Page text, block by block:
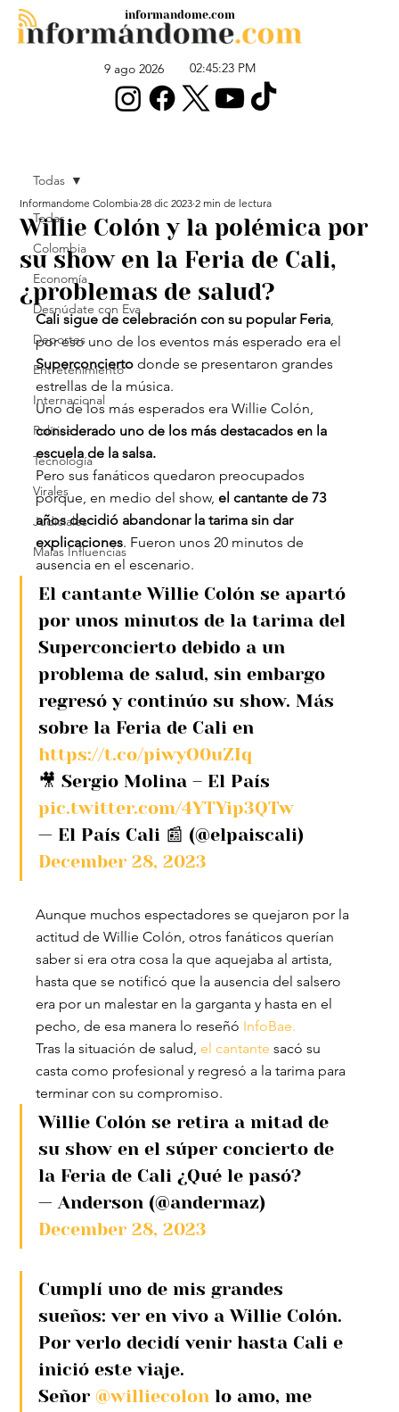
9 ago 2026 02:45:23 PM
informandome.com
Todas
Colombia
Economía
Desnúdate con Eva
Deportes
Entretenimiento
Internacional
Política
Tecnología
Virales
Judiciales
Malas Influencias
Todas
Willie Colón y la polémica por
su show en la Feria de Cali,
¿problemas de salud?
Informandome Colombia 28 dic 2023 2 min de lectura
Cali sigue de celebración con su popular Feria,
por eso uno de los eventos más esperado era el
Superconcierto donde se presentaron grandes
estrellas de la música.
Uno de los más esperados era Willie Colón,
considerado uno de los más destacados en la
escuela de la salsa.
Pero sus fanáticos quedaron preocupados
porque, en medio del show, el cantante de 73
años decidió abandonar la tarima sin dar
explicaciones. Fueron unos 20 minutos de
ausencia en el escenario.
El cantante Willie Colón se apartó
por unos minutos de la tarima del
Superconcierto debido a un
problema de salud, sin embargo
regresó y continúo su show. Más
sobre la Feria de Cali en
https://t.co/piwyO0uZIq
🎥 Sergio Molina – El País
pic.twitter.com/4YTYip3QTw
— El País Cali 📰 (@elpaiscali)
December 28, 2023
Aunque muchos espectadores se quejaron por la
actitud de Willie Colón, otros fanáticos querían
saber si era otra cosa la que aquejaba al artista,
hasta que se notificó que la ausencia del salsero
era por un malestar en la garganta y hasta en el
pecho, de esa manera lo reseñó InfoBae.
Tras la situación de salud, el cantante sacó su
casta como profesional y regresó a la tarima para
terminar con su compromiso.
Willie Colón se retira a mitad de
su show en el súper concierto de
la Feria de Cali ¿Qué le pasó?
— Anderson (@andermaz)
December 28, 2023
Cumplí uno de mis grandes
sueños: ver en vivo a Willie Colón.
Por verlo decidí venir hasta Cali e
inició este viaje.
Señor @williecolon lo amo, me